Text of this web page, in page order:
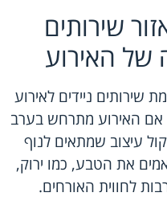
שירותים
של האירוע
ניידים לאירוע
אם האירוע מתרחש בערב
עיצוב שמתאים לנוף
את הטבע, כמו ירוק,
לחווית האורחים.